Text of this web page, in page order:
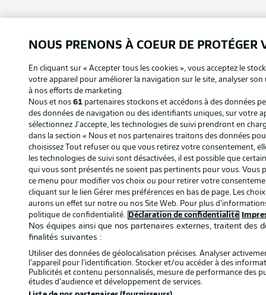
NOUS PRENONS À COEUR DE PROTÉGER
En cliquant sur « Accepter tous les cookies », vous acceptez le
votre appareil pour améliorer la navigation sur le site, analyser
à nos efforts de marketing.
Nous et nos 61 partenaires stockons et accédons à des données
des données de navigation ou des identifiants uniques, sur votre
sélectionnez J'accepte, les technologies de suivi prendront en
dans la section « Nous et nos partenaires traitons des données
choisissez Tout refuser ou que vous retirez votre consentement,
les technologies de suivi sont désactivées, il est possible que
qui vous sont présentés ne soient pas pertinents pour vous. Vous
ce menu pour modifier vos choix ou pour retirer votre
cliquant sur le lien Gérer mes préférences en bas de page. Les
aurons un effet sur notre ou nos Site Web. Pour plus
politique de confidentialité.
Déclaration de confidentialité
Nos équipes ainsi que nos partenaires externes, traitent des
finalités suivantes :
Utiliser des données de géolocalisation précises. Analyser
l’appareil pour l’identification. Stocker et/ou accéder à des
Publicités et contenu personnalisés, mesure de performance des
études d’audience et développement de services.